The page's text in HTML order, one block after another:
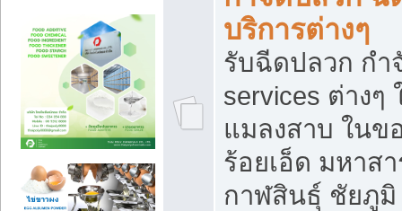
บริการต่างๆ
รับฉีดปลวก กำ
services ต่าง
แมลงสาบ ใน
ร้อยเอ็ด มหาส
กาฬสินธุ์ ชัยภู